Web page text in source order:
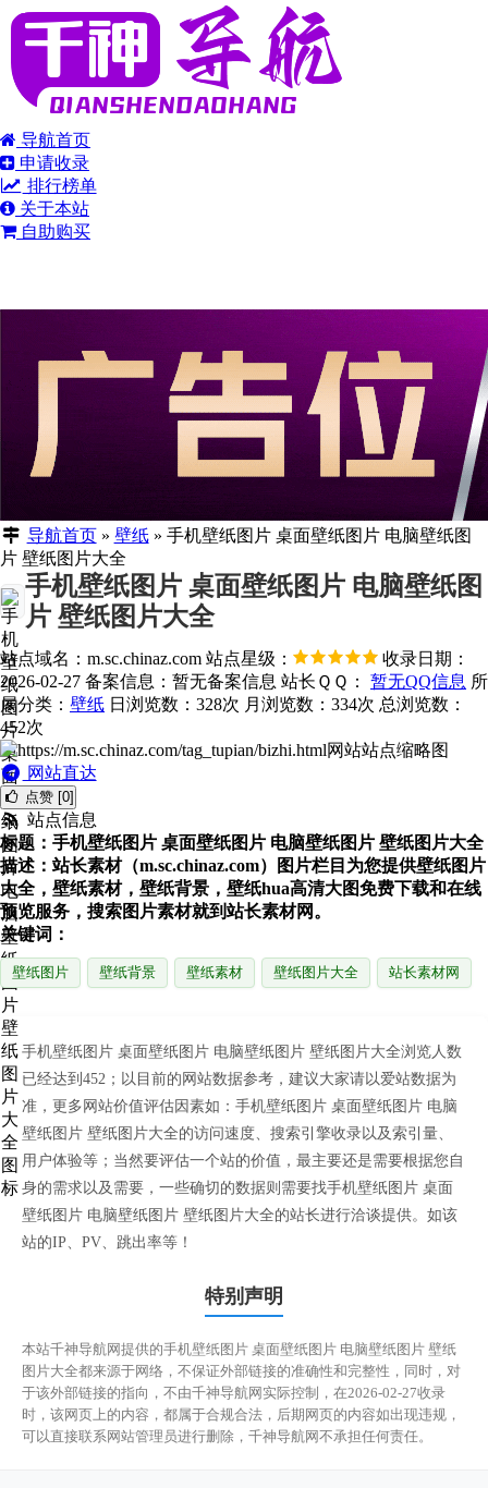
导航首页
申请收录
排行榜单
关于本站
自助购买
导航首页» 壁纸» 手机壁纸图片 桌面壁纸图片 电脑壁纸图
片 壁纸图片大全
手机壁纸图片 桌面壁纸图片 电脑壁纸图
片 壁纸图片大全
站点域名：m.sc.chinaz.com 站点星级：
收录日期：
2026-02-27 备案信息： 暂无备案信息 站长ＱＱ： 暂无QQ信息 所
属分类： 壁纸 日浏览数：328次 月浏览数：334次 总浏览数：
452次
网站直达
点赞 [0]
站点信息
标题：手机壁纸图片 桌面壁纸图片 电脑壁纸图片 壁纸图片大全
描述：站长素材（m.sc.chinaz.com）图片栏目为您提供壁纸图片
大全，壁纸素材，壁纸背景，壁纸hua高清大图免费下载和在线
预览服务，搜索图片素材就到站长素材网。
关键词：
壁纸图片 壁纸背景 壁纸素材 壁纸图片大全 站长素材网
手机壁纸图片 桌面壁纸图片 电脑壁纸图片 壁纸图片大全浏览人数
已经达到452；以目前的网站数据参考，建议大家请以爱站数据为
准，更多网站价值评估因素如：手机壁纸图片 桌面壁纸图片 电脑
壁纸图片 壁纸图片大全的访问速度、搜索引擎收录以及索引量、
用户体验等；当然要评估一个站的价值，最主要还是需要根据您自
身的需求以及需要，一些确切的数据则需要找手机壁纸图片 桌面
壁纸图片 电脑壁纸图片 壁纸图片大全的站长进行洽谈提供。如该
站的IP、PV、跳出率等！
特别声明
本站千神导航网提供的手机壁纸图片 桌面壁纸图片 电脑壁纸图片 壁纸
图片大全都来源于网络，不保证外部链接的准确性和完整性，同时，对
于该外部链接的指向，不由千神导航网实际控制，在2026-02-27收录
时，该网页上的内容，都属于合规合法，后期网页的内容如出现违规，
可以直接联系网站管理员进行删除，千神导航网不承担任何责任。